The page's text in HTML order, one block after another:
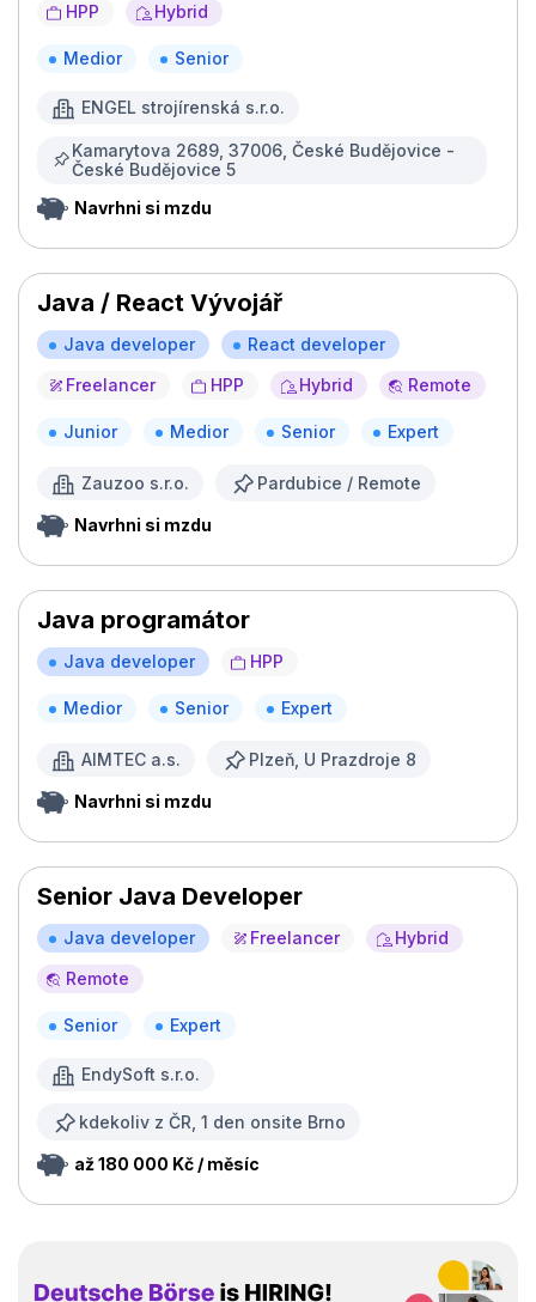
HPP
Hybrid
Medior Senior
ENGEL strojírenská s.r.o.
Kamarytova 2689, 37006, České Budějovice -
České Budějovice 5
Navrhni si mzdu
Java / React Vývojář
Java developer
React developer
Freelancer
HPP Hybrid Remote
Junior Medior Senior Expert
Zauzoo s.r.o. Pardubice / Remote
Navrhni si mzdu
Java programátor
Java developer HPP
Medior Senior Expert
AIMTEC a.s. Plzeň, U Prazdroje 8
Navrhni si mzdu
Senior Java Developer
Java developer Freelancer
Hybrid
Remote
Senior Expert
EndySoft s.r.o.
kdekoliv z ČR, 1 den onsite Brno
až 180 000 Kč / měsíc